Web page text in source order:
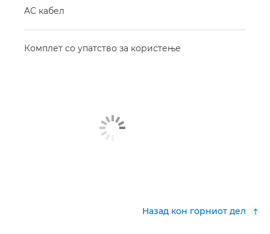
AC кабел
Комплет со упатство за користење
Назад кон горниот дел